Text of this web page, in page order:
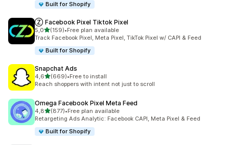
Built for Shopify
Ⓩ Facebook Pixel Tiktok Pixel
5,0na 5 gwiazdek
(159)
Łączna liczba recenzji: 159
•Free plan available
Track Facebook Pixel, Meta Pixel, TikTok Pixel w/ CAPI & Feed
Built for Shopify
Snapchat Ads
4,6na 5 gwiazdek
(669)
Łączna liczba recenzji: 669
•Free to install
Reach shoppers with intent not just to scroll
Omega Facebook Pixel Meta Feed
4,8na 5 gwiazdek
(877)
Łączna liczba recenzji: 877
•Free plan available
Retargeting Ads Analytic: Facebook CAPI, Meta Pixel & Feed
Built for Shopify